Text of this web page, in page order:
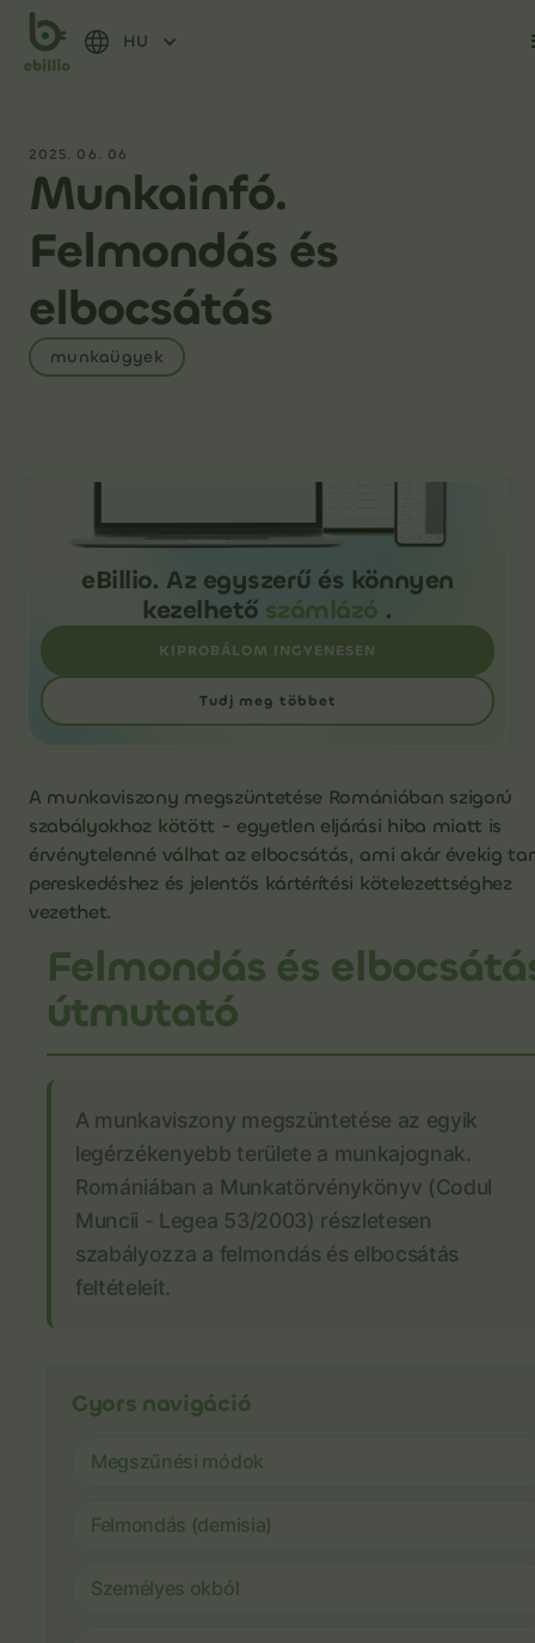
HU
2025. 06. 06
Munkainfó.
Felmondás és
elbocsátás
munkaügyek
eBillio. Az egyszerű és könnyen
kezelhető számlázó .
KIPROBÁLOM INGYENESEN
Tudj meg többet
A munkaviszony megszüntetése Romániában szigorú
szabályokhoz kötött - egyetlen eljárási hiba miatt is
érvénytelenné válhat az elbocsátás, ami akár évekig
pereskedéshez és jelentős kártérítési kötelezettséghez
vezethet.
Felmondás és
útmutató
A munkaviszony megszüntetése az egyik
legérzékenyebb területe a munkajognak.
Romániában a Munkatörvénykönyv (Codul
Muncii - Legea 53/2003) részletesen
szabályozza a felmondás és elbocsátás
feltételeit.
Gyors navigáció
Megszűnési módok
Felmondás (demisia)
Személyes okból